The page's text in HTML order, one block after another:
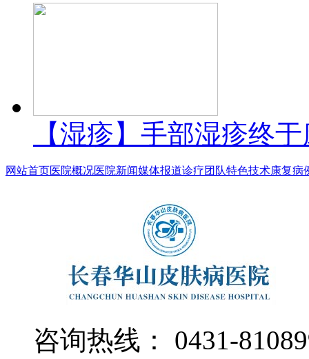
【湿疹】手部湿疹终
网站首页医院概况医院新闻媒体报道诊疗团队特色技术康复病
咨询热线： 0431-